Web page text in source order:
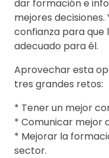
dar formación e
mejores
confianza para que
adecuado para él.
Aprovechar esta
tres grandes retos:
* Tener un mejor
* Comunicar mejor
* Mejorar la
sector.